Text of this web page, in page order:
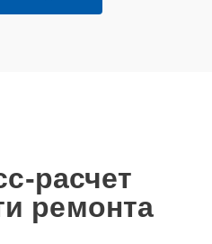
расчет
ремонта